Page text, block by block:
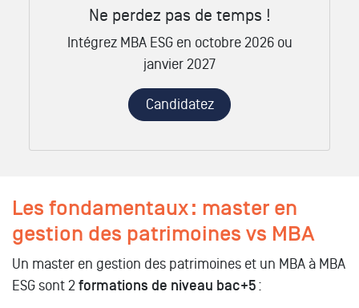
Ne perdez pas de temps !
Intégrez MBA ESG en octobre 2026 ou
janvier 2027
Candidatez
Les fondamentaux : master en
gestion des patrimoines vs MBA
Un master en gestion des patrimoines et un MBA à MBA
ESG sont 2 formations de niveau bac+5 :